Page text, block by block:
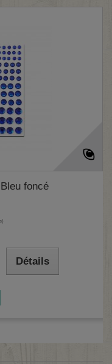
foncé
Détails